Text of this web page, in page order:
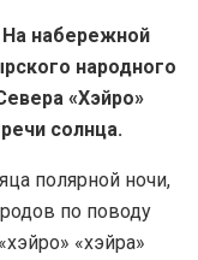
На набережной
народного
«Хэйро»
солнца.
полярной ночи,
по поводу
«хэйра»